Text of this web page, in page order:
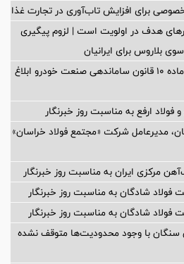
برای افزایش تاب‌آوری در تجارت غذا
هدف در اولویت است | لزوم پیگیری
بلاروس برای ایرانیان
اصلاحیه آیین نامه اجرایی ماده ۱۰ قانون ساماندهی صنعت خودرو ابلاغ
ارفع به مناسبت روز خبرنگار
مدیرعامل شرکت «مجتمع فولاد خراسان»
مرکزی ایران به مناسبت روز خبرنگار
شادگان به مناسبت روز خبرنگار
شادگان به مناسبت روز خبرنگار
با وجود محدودیت‌ها متوقف نشده